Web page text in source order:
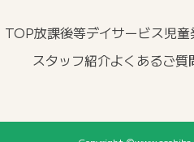
TOP放課後等デイサービス児
スタッフ紹介よくあるご質